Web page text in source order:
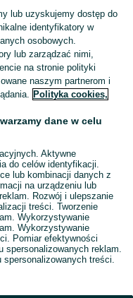
Skorzystaj z największego serwisu ogłoszeniowego - Sumin i okolice! Kupuj to, czego pragniesz i sprzedawaj to, czego już nie potrzebujesz! Zobacz
lub uzyskujemy dostęp do
identyfikatory w
osobowych.
lub zarządzać nimi,
na stronie polityki
naszym partnerom i
Polityka cookies,
dane w celu
Aktywne
do celów identyfikacji.
lub kombinacji danych z
na urządzeniu lub
Rozwój i ulepszanie
treści. Tworzenie
Wykorzystywanie
Wykorzystywanie
Pomiar efektywności
spersonalizowanych reklam.
treści.